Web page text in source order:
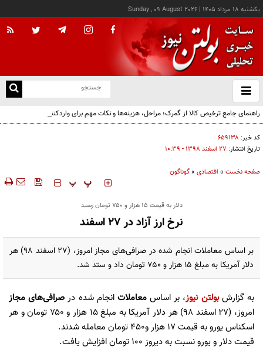
يکشنبه ۱۸ مرداد ۱۴۰۵ |
Sunday , 09 August 2026
باز
و
راهنمای جامع ترخیص کالا از گمرک؛ مراحل، هزینه‌ها و نکات مهم برای واردکنندگان
کد خبر: ۶۵۹۱۳۸
تاریخ انتشار: ۲۷ اسفند ۱۳۹۸ - ۱۰:۳۹
صفحه نخست » اقتصادی »گوناگون
‍‍‍ پ پ
دلار به قیمت ۱۵ هزار و ۷۵۰ تومان رسید
نرخ ارز آزاد در ۲۷ اسفند
بر اساس معاملات انجام شده در صرافی‌های مجاز امروز، (۲۷ اسفند ۹۸) هر
دلار آمریکا به مبلغ ۱۵ هزار و ۷۵۰ تومان داد و ستد شد.
به گزارشبولتن نیوز، بر اساسمعاملات انجام شده در صرافی‌های مجاز
امروز، (۲۷ اسفند ۹۸) هر دلار آمریکا به مبلغ ۱۵ هزار و ۷۵۰ تومان و هر
اسکناس یورو به قیمت ۱۷ هزار و۴۵۰ تومان معامله شدند.
قیمت دلار و یورو نسبت به دیروز ۱۰۰ تومان افزایش یافت.